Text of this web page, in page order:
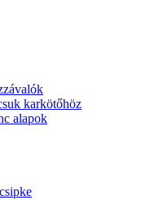
karkötőhöz
alapok